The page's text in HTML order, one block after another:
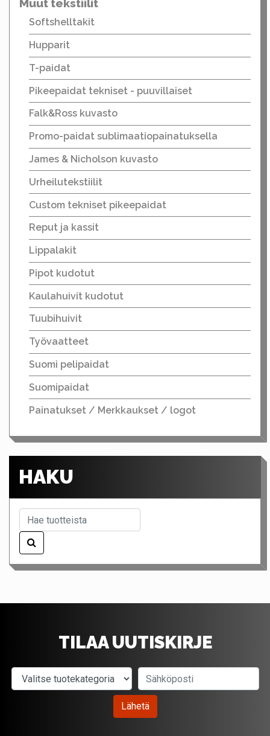
Muut tekstiilit
Softshelltakit
Hupparit
T-paidat
Pikeepaidat tekniset - puuvillaiset
Falk&Ross kuvasto
Promo-paidat sublimaatiopainatuksella
James & Nicholson kuvasto
Urheilutekstiilit
Custom tekniset pikeepaidat
Reput ja kassit
Lippalakit
Pipot kudotut
Kaulahuivit kudotut
Tuubihuivit
Työvaatteet
Suomi pelipaidat
Suomipaidat
Painatukset / Merkkaukset / logot
HAKU
TILAA UUTISKIRJE
Valitse tuotekategoria
Lähetä